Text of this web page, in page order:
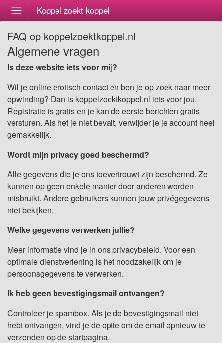
Koppel zoekt koppel
FAQ op koppelzoektkoppel.nl
Algemene vragen
Is deze website iets voor mij?
Wil je online erotisch contact en ben je op zoek naar meer
opwinding? Dan is koppelzoektkoppel.nl iets voor jou.
Registratie is gratis en je kan de eerste berichten gratis
versturen. Als het je niet bevalt, verwijder je je account heel
gemakkelijk.
Wordt mijn privacy goed beschermd?
Alle gegevens die je ons toevertrouwt zijn beschermd. Ze
kunnen op geen enkele manier door anderen worden
misbruikt. Andere gebruikers kunnen jouw privégegevens
niet bekijken.
Welke gegevens verwerken jullie?
Meer informatie vind je in ons privacybeleid. Voor een
optimale dienstverlening is het noodzakelijk om je
persoonsgegevens te verwerken.
Ik heb geen bevestigingsmail ontvangen?
Controleer je spambox. Als je de bevestigingsmail niet
hebt ontvangen, vind je de optie om de email opnieuw te
verzenden op de startpagina.